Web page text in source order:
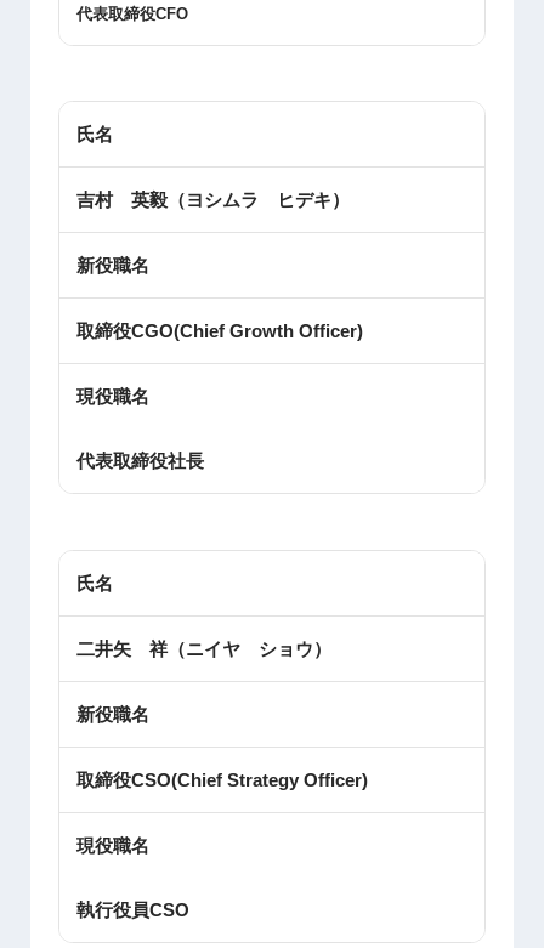
代表取締役CFO
氏名
吉村 英毅（ヨシムラ ヒデキ）
新役職名
取締役CGO(Chief Growth Officer)
現役職名
代表取締役社長
氏名
二井矢 祥（ニイヤ ショウ）
新役職名
取締役CSO(Chief Strategy Officer)
現役職名
執行役員CSO